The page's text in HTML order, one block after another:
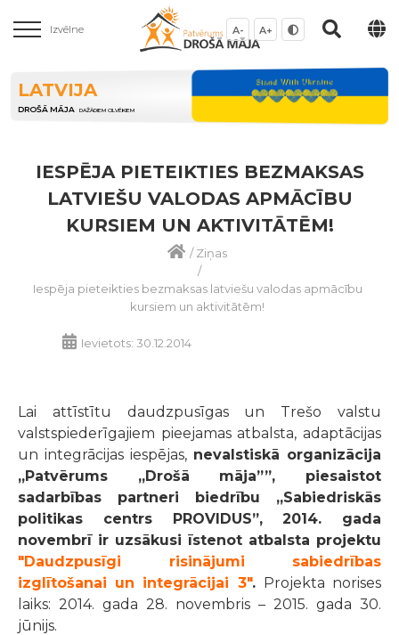
Izvēlne A- A+
LATVIJA
DROŠĀ MĀJA DAŽĀDIEM CILVĒKIEM
IESPĒJA PIETEIKTIES BEZMAKSAS
LATVIEŠU VALODAS APMĀCĪBU
KURSIEM UN AKTIVITĀTĒM!
/Ziņas
/
Iespēja pieteikties bezmaksas latviešu valodas apmācību
kursiem un aktivitātēm!
Ievietots: 30.12.2014
Lai attīstītu daudzpusīgas un Trešo valstu
valstspiederīgajiem pieejamas atbalsta, adaptācijas
un integrācijas iespējas, nevalstiskā organizācija
„Patvērums „Drošā māja””, piesaistot
sadarbības partneri biedrību „Sabiedriskās
politikas centrs PROVIDUS”, 2014. gada
novembrī ir uzsākusi īstenot atbalsta projektu
"Daudzpusīgi risinājumi sabiedrības
izglītošanai un integrācijai 3". Projekta norises
laiks: 2014. gada 28. novembris – 2015. gada 30.
jūnijs.